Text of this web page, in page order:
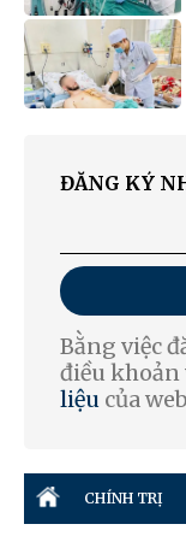
ĐĂNG KÝ
Bằng việc
điều khoản
liệu của
CHÍNH TRỊ